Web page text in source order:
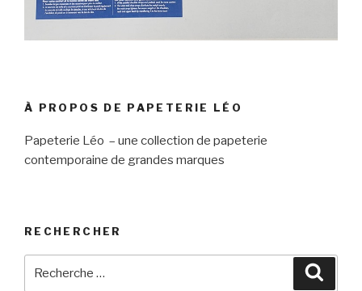
À PROPOS DE PAPETERIE LÉO
Papeterie Léo – une collection de papeterie
contemporaine de grandes marques
RECHERCHER